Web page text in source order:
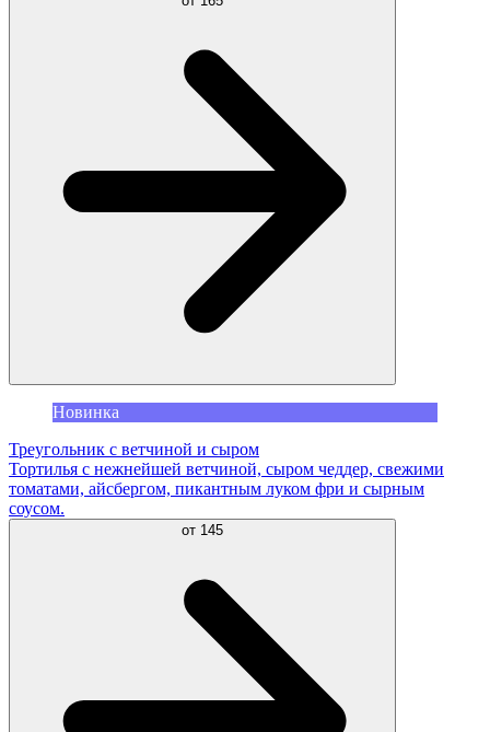
Новинка
Треугольник с ветчиной и сыром
Тортилья с нежнейшей ветчиной, сыром чеддер, свежими
томатами, айсбергом, пикантным луком фри и сырным
соусом.
от 145